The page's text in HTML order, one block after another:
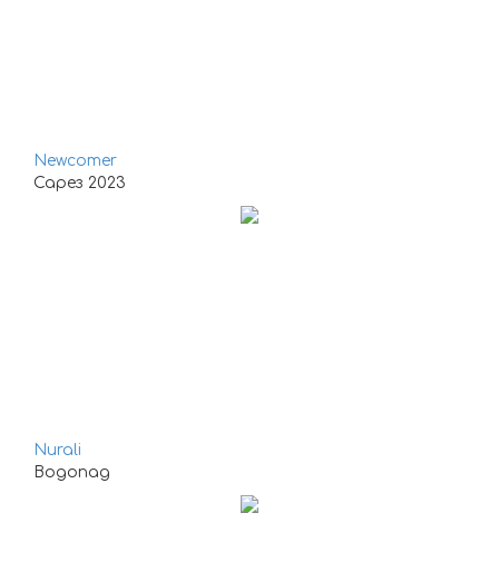
Newcomer
Сарез 2023
Nurali
Водопад